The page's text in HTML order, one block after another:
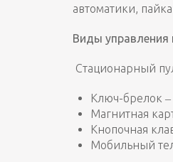
автоматики,
Виды
Стационарный
Ключ-брелок ‒
Магнитная
Кнопочная
Мобильный